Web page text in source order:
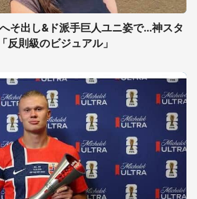
そ出し&ド派手巨人ユニ姿で...神スタ
反則級のビジュアル」